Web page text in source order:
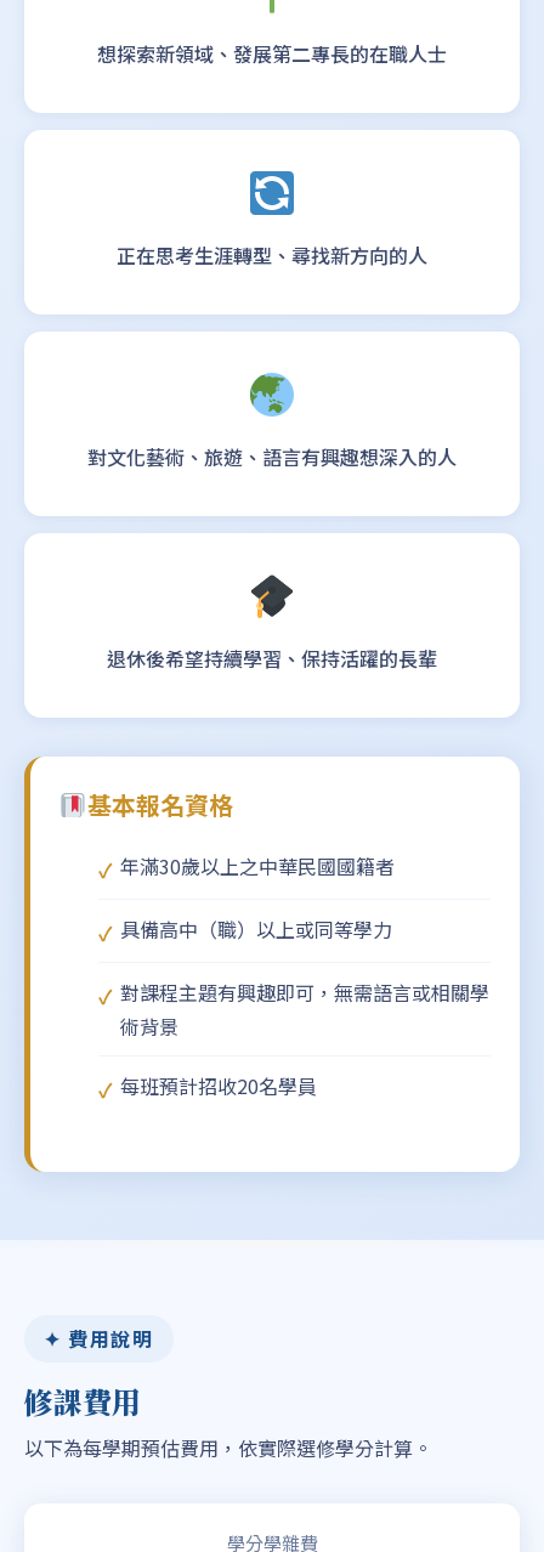
想探索新領域、發展第二專長的在職人士
正在思考生涯轉型、尋找新方向的人
對文化藝術、旅遊、語言有興趣想深入的人
退休後希望持續學習、保持活躍的長輩
基本報名資格
年滿30歲以上之中華民國國籍者
具備高中（職）以上或同等學力
對課程主題有興趣即可，無需語言或相關學
術背景
每班預計招收20名學員
✦ 費用說明
修課費用
以下為每學期預估費用，依實際選修學分計算。
學分學雜費